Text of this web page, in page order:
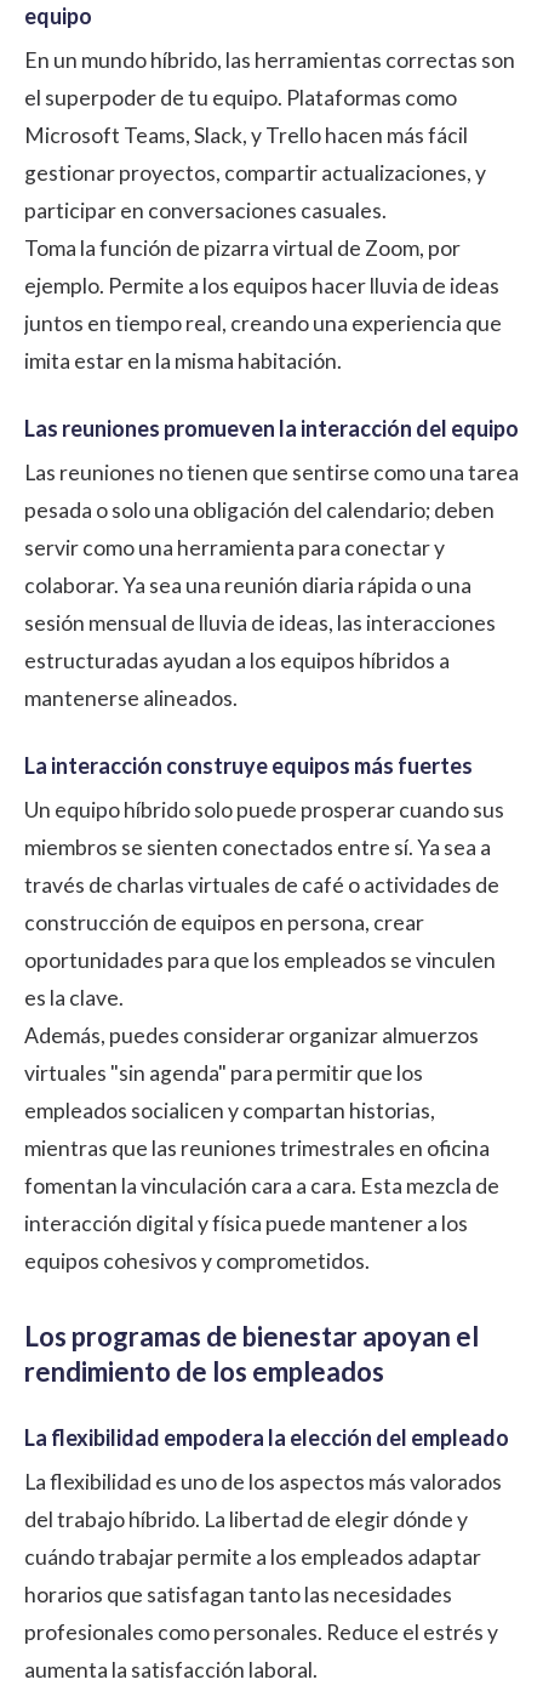
equipo
En un mundo híbrido, las herramientas correctas son
el superpoder de tu equipo. Plataformas como
Microsoft Teams, Slack, y Trello hacen más fácil
gestionar proyectos, compartir actualizaciones, y
participar en conversaciones casuales.
Toma la función de pizarra virtual de Zoom, por
ejemplo. Permite a los equipos hacer lluvia de ideas
juntos en tiempo real, creando una experiencia que
imita estar en la misma habitación.
Las reuniones promueven la interacción del equipo
Las reuniones no tienen que sentirse como una tarea
pesada o solo una obligación del calendario; deben
servir como una herramienta para conectar y
colaborar. Ya sea una reunión diaria rápida o una
sesión mensual de lluvia de ideas, las interacciones
estructuradas ayudan a los equipos híbridos a
mantenerse alineados.
La interacción construye equipos más fuertes
Un equipo híbrido solo puede prosperar cuando sus
miembros se sienten conectados entre sí. Ya sea a
través de charlas virtuales de café oactividades de
construcción de equipos en persona, crear
oportunidades para que los empleados se vinculen
es la clave.
Además, puedes considerar organizar almuerzos
virtuales "sin agenda" para permitir que los
empleados socialicen y compartan historias,
mientras que las reuniones trimestrales en oficina
fomentan la vinculación cara a cara. Esta mezcla de
interacción digital y física puede mantener a los
equipos cohesivos y comprometidos.
Los programas de bienestar apoyan el
rendimiento de los empleados
La flexibilidad empodera la elección del empleado
La flexibilidad es uno de los aspectos más valorados
del trabajo híbrido. La libertad de elegir dónde y
cuándo trabajar permite a los empleados adaptar
horarios que satisfagan tanto las necesidades
profesionales como personales. Reduce el estrés y
aumenta la satisfacción laboral.